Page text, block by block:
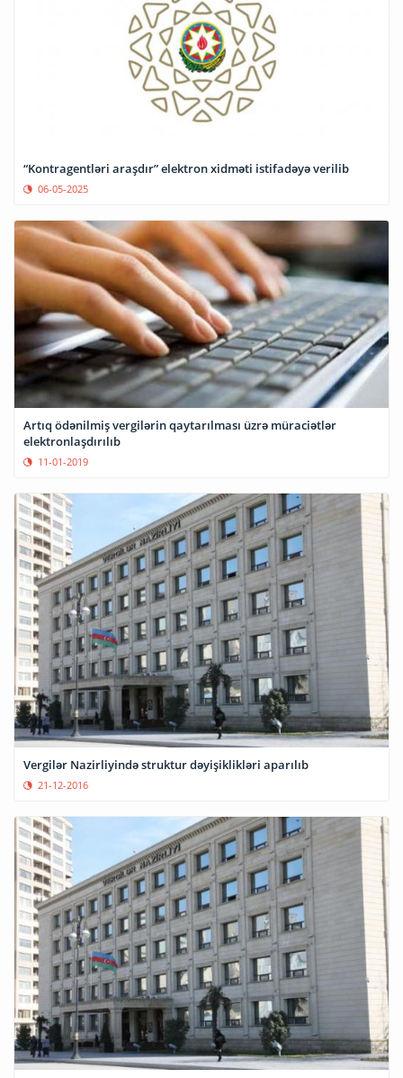
“Kontragentləri araşdır” elektron xidməti istifadəyə verilib
06-05-2025
Artıq ödənilmiş vergilərin qaytarılması üzrə müraciətlər
elektronlaşdırılıb
11-01-2019
Vergilər Nazirliyində struktur dəyişiklikləri aparılıb
21-12-2016